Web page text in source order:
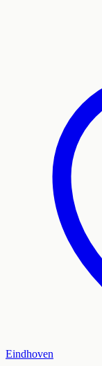
Eindhoven